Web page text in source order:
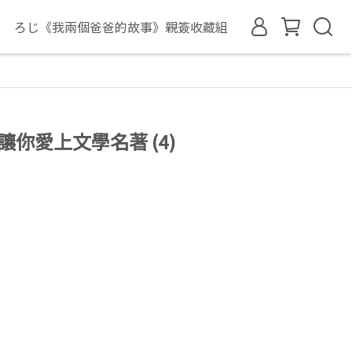
ろじ《我兩個爸爸的故事》親簽收藏組
你愛上文學名著 (4)